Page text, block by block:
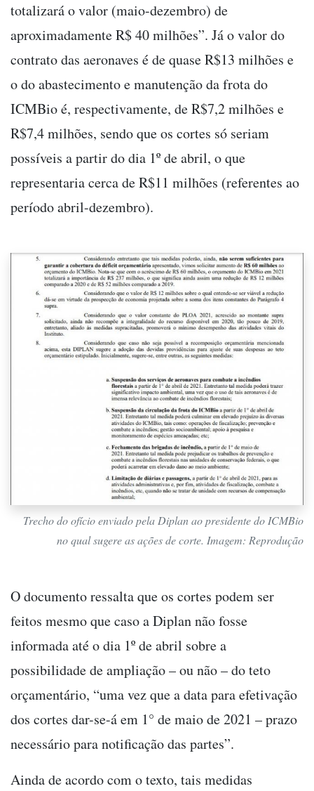
totalizará o valor (maio-dezembro) de
aproximadamente R$ 40 milhões”. Já o valor do
contrato das aeronaves é de quase R$13 milhões e
o do abastecimento e manutenção da frota do
ICMBio é, respectivamente, de R$7,2 milhões e
R$7,4 milhões, sendo que os cortes só seriam
possíveis a partir do dia 1º de abril, o que
representaria cerca de R$11 milhões (referentes ao
período abril-dezembro).
Trecho do ofício enviado pela Diplan ao presidente do ICMBio
no qual sugere as ações de corte. Imagem: Reprodução
O documento ressalta que os cortes podem ser
feitos mesmo que caso a Diplan não fosse
informada até o dia 1º de abril sobre a
possibilidade de ampliação – ou não – do teto
orçamentário, “uma vez que a data para efetivação
dos cortes dar-se-á em 1° de maio de 2021 – prazo
necessário para notificação das partes”.
Ainda de acordo com o texto, tais medidas